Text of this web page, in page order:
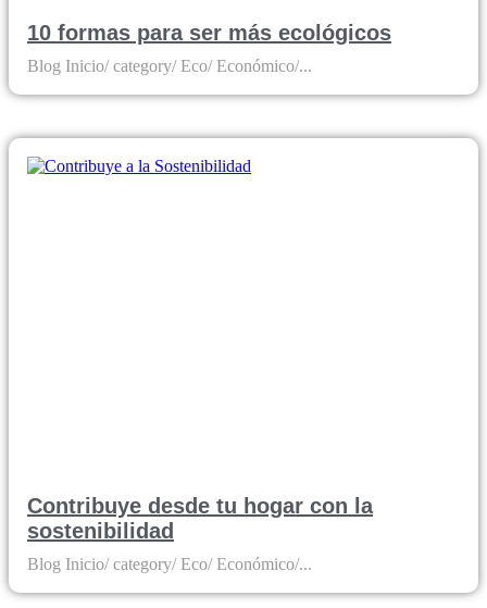
10 formas para ser más ecológicos
Blog Inicio/ category/ Eco/ Económico/...
Contribuye desde tu hogar con la
sostenibilidad
Blog Inicio/ category/ Eco/ Económico/...